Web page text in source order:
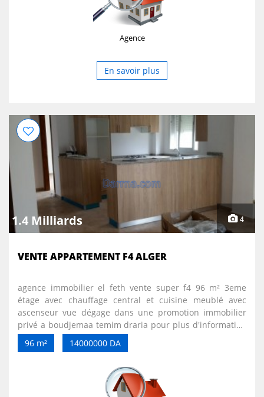
Agence
En savoir plus
1.4 Milliards 4
VENTE APPARTEMENT F4 ALGER
agence immobilier el feth vente super f4 96 m² 3eme
étage avec chauffage central et cuisine meublé avec
ascenseur vue dégage dans une promotion immobilier
privé a boudjemaa temim draria pour plus d'information
veuillez nous contacter a 0795 22 04 04 /0552 59 53 17
/0552 58 79 60 le prix 1 milliards 400 négociable
96 m² 14000000 DA